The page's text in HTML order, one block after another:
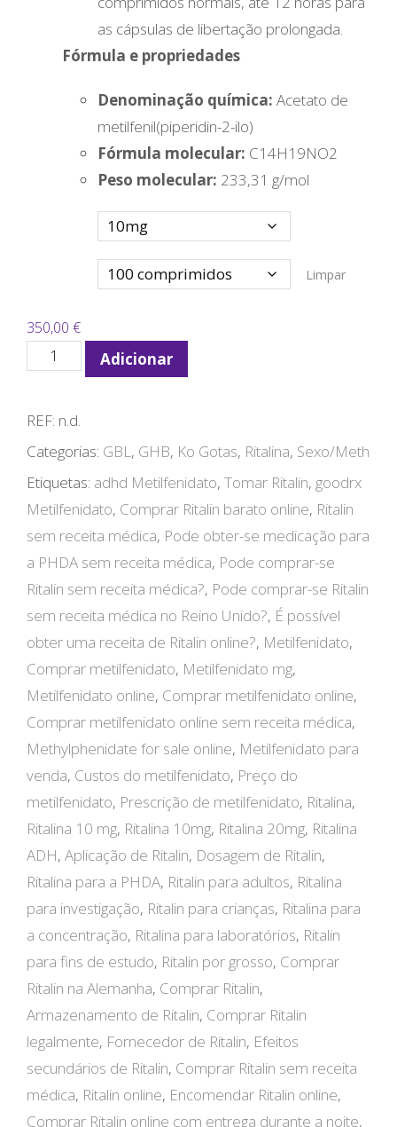
as cápsulas de libertação prolongada.
Fórmula e propriedades
Denominação química: Acetato de
metilfenil(piperidin-2-ilo)
Fórmula molecular: C14H19NO2
Peso molecular: 233,31 g/mol
Limpar
350,00 €
Quantidade
Online
Kaufen
Adicionar
REF: n.d.
Categorias: GBL, GHB, Ko Gotas, Ritalina, Sexo/Meth
Etiquetas: adhd Metilfenidato, Tomar Ritalin, goodrx
Metilfenidato, Comprar Ritalin barato online, Ritalin
sem receita médica, Pode obter-se medicação para
a PHDA sem receita médica, Pode comprar-se
Ritalin sem receita médica?, Pode comprar-se Ritalin
sem receita médica no Reino Unido?, É possível
obter uma receita de Ritalin online?, Metilfenidato,
Comprar metilfenidato, Metilfenidato mg,
Metilfenidato online, Comprar metilfenidato online,
Comprar metilfenidato online sem receita médica,
Methylphenidate for sale online, Metilfenidato para
venda, Custos do metilfenidato, Preço do
metilfenidato, Prescrição de metilfenidato, Ritalina,
Ritalina 10 mg, Ritalina 10mg, Ritalina 20mg, Ritalina
ADH, Aplicação de Ritalin, Dosagem de Ritalin,
Ritalina para a PHDA, Ritalin para adultos, Ritalina
para investigação, Ritalin para crianças, Ritalina para
a concentração, Ritalina para laboratórios, Ritalin
para fins de estudo, Ritalin por grosso, Comprar
Ritalin na Alemanha, Comprar Ritalin,
Armazenamento de Ritalin, Comprar Ritalin
legalmente, Fornecedor de Ritalin, Efeitos
secundários de Ritalin, Comprar Ritalin sem receita
médica, Ritalin online, Encomendar Ritalin online,
Comprar Ritalin online com entrega durante a noite,